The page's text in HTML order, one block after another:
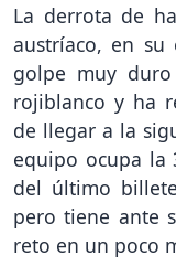
La derrota de
austríaco, en
golpe muy
rojiblanco y ha
de llegar a la
equipo ocupa la
del último
pero tiene ante
reto en un poco